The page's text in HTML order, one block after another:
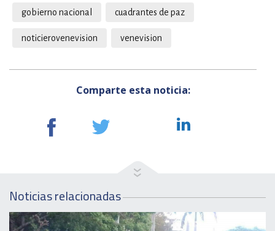
gobierno nacional cuadrantes de paz
noticierovenevision venevision
Comparte esta noticia:
Noticias relacionadas